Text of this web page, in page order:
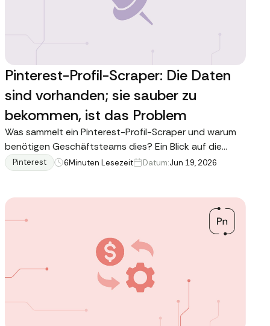
Pinterest-Profil-Scraper: Die Daten
sind vorhanden; sie sauber zu
bekommen, ist das Problem
Was sammelt ein Pinterest-Profil-Scraper und warum
benötigen Geschäftsteams dies? Ein Blick auf die
Daten, die Anwendungsfälle, alternative Werkzeuge
Pinterest 6Minuten Lesezeit Datum:Jun 19, 2026